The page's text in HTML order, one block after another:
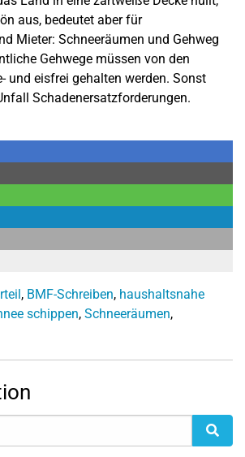
aus, bedeutet aber für
Mieter: Schneeräumen und Gehweg
Gehwege müssen von den
und eisfrei gehalten werden. Sonst
Schadenersatzforderungen.
, BMF-Schreiben, haushaltsnahe
schippen, Schneeräumen,